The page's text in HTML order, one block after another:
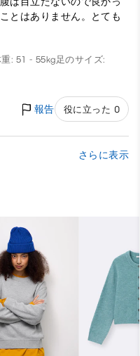
とはありません。とても
重: 51 - 55kg足のサイズ:
報告 役に立った 0
さらに表示